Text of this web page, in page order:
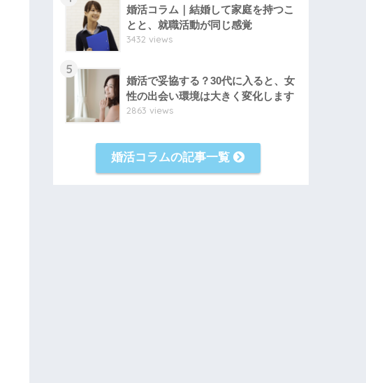
婚活コラム｜結婚して家庭を持つこ
とと、就職活動が同じ感覚
3432 views
5
婚活で妥協する？30代に入ると、女
性の出会い環境は大きく変化します
2863 views
婚活コラムの記事一覧